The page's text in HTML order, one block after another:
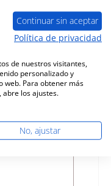
4-6 días
Continuar sin aceptar
Política de privacidad
de nuestros visitantes,
personalizado y
web. Para obtener más
los ajustes.
No, ajustar